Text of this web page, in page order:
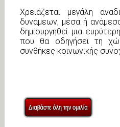
Χρειάζεται μεγάλη
δυνάμεων, μέσα ή
δημιουργηθεί μια
που θα οδηγήσει τη
συνθήκες κοινωνικής